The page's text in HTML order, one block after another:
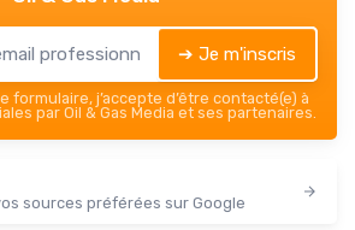
➔ Je m'inscris
formulaire, j’accepte d’être contacté(e) à
par Oil & Gas Media et ses partenaires.
sources préférées sur Google